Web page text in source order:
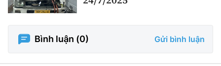
Bình luận (0) Gửi bình luận